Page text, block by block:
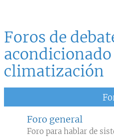
Foros de
climatización
Foro general
Foro para hablar de